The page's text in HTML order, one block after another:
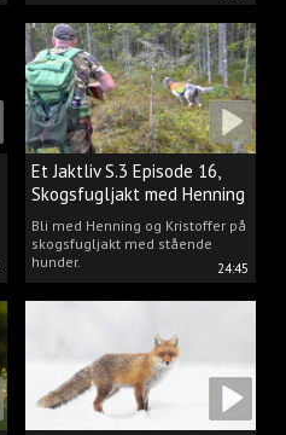
24:45
Et Jaktliv S.3 Episode 16,
Skogsfugljakt med Henning
Mathisen
Bli med Henning og Kristoffer på
skogsfugljakt med stående
hunder.